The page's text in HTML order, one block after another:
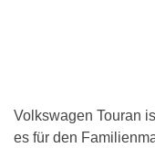
Volkswagen Touran
es für den